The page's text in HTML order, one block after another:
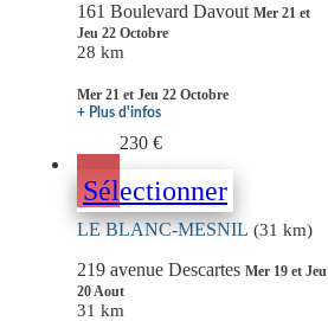
161 Boulevard Davout Mer 21 et
Jeu 22 Octobre
28 km
Mer 21 et Jeu 22 Octobre
+ Plus d'infos
230 €
Sélectionner
LE BLANC-MESNIL (31 km)
219 avenue Descartes Mer 19 et Jeu
20 Aout
31 km